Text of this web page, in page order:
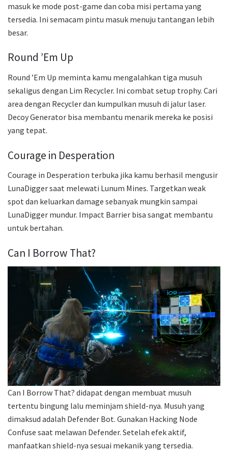
masuk ke mode post-game dan coba misi pertama yang
tersedia. Ini semacam pintu masuk menuju tantangan lebih
besar.
Round ’Em Up
Round ’Em Up meminta kamu mengalahkan tiga musuh
sekaligus dengan Lim Recycler. Ini combat setup trophy. Cari
area dengan Recycler dan kumpulkan musuh di jalur laser.
Decoy Generator bisa membantu menarik mereka ke posisi
yang tepat.
Courage in Desperation
Courage in Desperation terbuka jika kamu berhasil mengusir
LunaDigger saat melewati Lunum Mines. Targetkan weak
spot dan keluarkan damage sebanyak mungkin sampai
LunaDigger mundur. Impact Barrier bisa sangat membantu
untuk bertahan.
Can I Borrow That?
Can I Borrow That? didapat dengan membuat musuh
tertentu bingung lalu meminjam shield-nya. Musuh yang
dimaksud adalah Defender Bot. Gunakan Hacking Node
Confuse saat melawan Defender. Setelah efek aktif,
manfaatkan shield-nya sesuai mekanik yang tersedia.